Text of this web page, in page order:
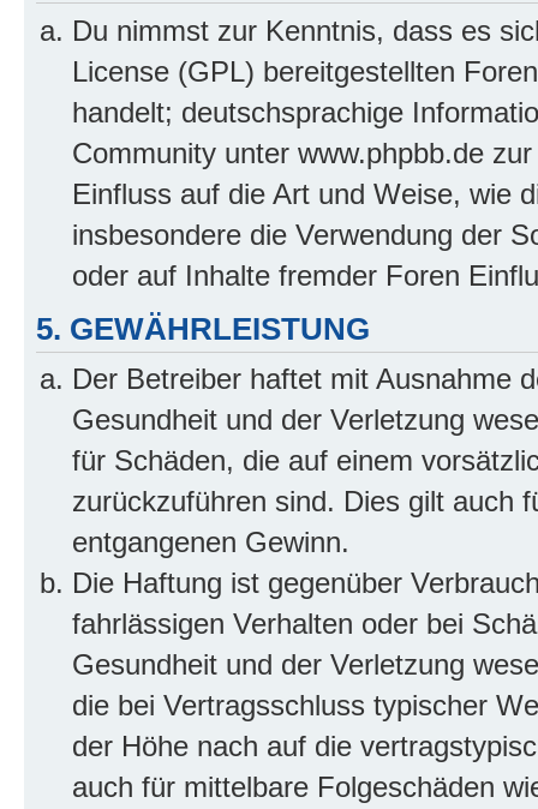
Du nimmst zur Kenntnis, dass es
License (GPL) bereitgestellten
handelt; deutschsprachige
Community unter www.phpbb.de
Einfluss auf die Art und Weise, wie
insbesondere die Verwendung der
oder auf Inhalte fremder Foren
5. GEWÄHRLEISTUNG
Der Betreiber haftet mit Ausnahme
Gesundheit und der Verletzung
für Schäden, die auf einem
zurückzuführen sind. Dies gilt auch
entgangenen Gewinn.
Die Haftung ist gegenüber
fahrlässigen Verhalten oder bei
Gesundheit und der Verletzung
die bei Vertragsschluss typischer
der Höhe nach auf die
auch für mittelbare Folgeschäden